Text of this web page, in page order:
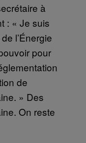
à
: « Je suis
l’Énergie
pour
de
» Des
On reste